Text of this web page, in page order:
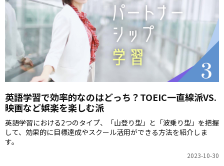
英語学習で効率的なのはどっち？TOEIC一直線派VS.
映画など娯楽を楽しむ派
英語学習における2つのタイプ、「山登り型」と「波乗り型」を把握
して、効果的に目標達成やスクール活用ができる方法を紹介しま
す。
2023-10-30